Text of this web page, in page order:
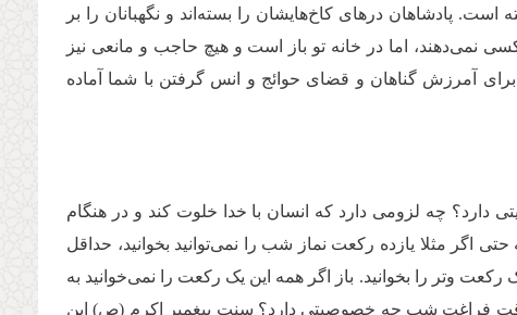
پادشاهان درهای کاخ‌هایشان را بسته‌اند و نگهبانان را بر
نمی‌دهند، اما در خانه تو باز است و هیچ حاجب و مانعی نیز
آمرزش گناهان و قضای حوائج‌ و انس گرفتن با شما آماده
چه لزومی دارد که انسان با خدا خلوت کند و در هنگام
اگر مثلا یازده رکعت نماز شب را نمی‌توانید بخوانید، حداقل
وتر را بخوانید. باز اگر همه‌ این یک رکعت را نمی‌خوانید به
وقت فراغت شب چه خصوصیتی دارد؟ سنت پیغمبر اکرم (ص) این